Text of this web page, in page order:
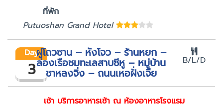
ที่พัก
Putuoshan Grand Hotel
Day
3
ผู่โถวซาน – หังโจว – ร้านหยก –
ล่องเรือชมทะเลสาบซีหู – หมู่บ้าน
ชาหลงจิ่ง – ถนนเหอฝั่งเจีย
B/L/D
เช้า บริการอาหารเช้า ณ ห้องอาหารโรงแรม